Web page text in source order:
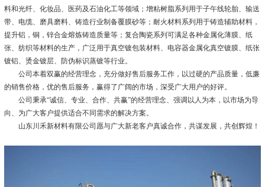
料和光纤、化妆品、医药及石油化工等领域；增粘树脂系列用于子午线轮胎、输送
带、电缆、磨具磨料、铸造行业制备覆膜砂等；耐火材料系列用于铸造辅助材料，
提升铝，铜，锌合金熔炼铸造质量等；复合陶瓷系列可满足各种金属化薄膜、纸
张、纺织等材料的生产，广泛用于真空镀包装材料、电容器金属化真空镀膜、纸张
镀铝、烫金镀层、防伪标识蒸镀等行业。
公司本着双赢的经营理念，充分做好售后服务工作，以过硬的产品质量，低廉
的销售价格，优的售后服务，赢得了广阔的市场，深受广大用户的好评。
公司秉承“诚信、专业、合作、共赢”的经营理念、强调以人为本，以市场为导
向、为广大客户提供适合不同需求的解决方案。
山东川禾新材料有限公司愿与广大新老客户真诚合作，共谋发展，共创辉煌！